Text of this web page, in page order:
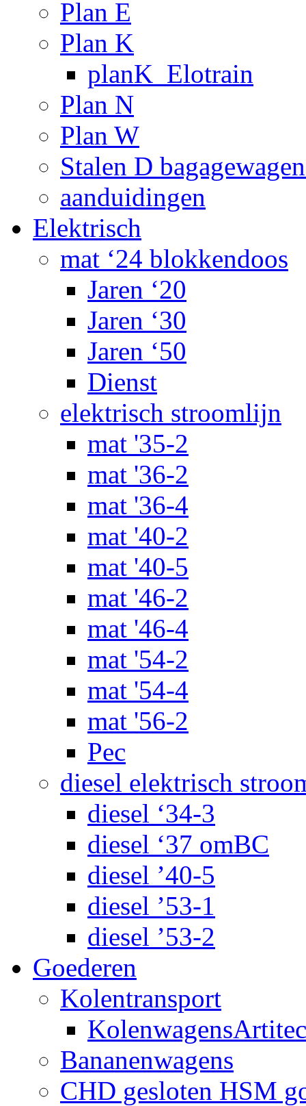
Plan E
Plan K
planK_Elotrain
Plan N
Plan W
Stalen D
aanduidingen
Elektrisch
mat ‘24 blokkendoos
Jaren ‘20
Jaren ‘30
Jaren ‘50
Dienst
elektrisch stroomlijn
mat '35-2
mat '36-2
mat '36-4
mat '40-2
mat '40-5
mat '46-2
mat '46-4
mat '54-2
mat '54-4
mat '56-2
Pec
diesel elektrisch
diesel ‘34-3
diesel ‘37 omBC
diesel ’40-5
diesel ’53-1
diesel ’53-2
Goederen
Kolentransport
KolenwagensArtitec
Bananenwagens
CHD gesloten HSM